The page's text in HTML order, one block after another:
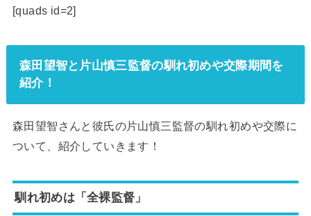
[quads id=2]
森田望智と片山慎三監督の馴れ初めや交際期間を
紹介！
森田望智さんと彼氏の片山慎三監督の馴れ初めや交際に
ついて、紹介していきます！
馴れ初めは「全裸監督」